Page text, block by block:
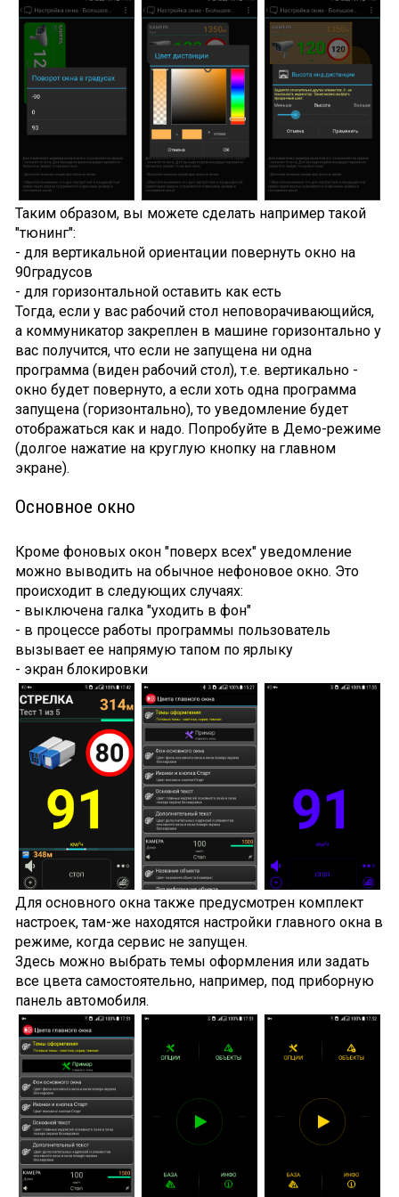
Таким образом, вы можете сделать например такой
"тюнинг":
- для вертикальной ориентации повернуть окно на
90градусов
- для горизонтальной оставить как есть
Тогда, если у вас рабочий стол неповорачивающийся,
а коммуникатор закреплен в машине горизонтально у
вас получится, что если не запущена ни одна
программа (виден рабочий стол), т.е. вертикально -
окно будет повернуто, а если хоть одна программа
запущена (горизонтально), то уведомление будет
отображаться как и надо. Попробуйте в Демо-режиме
(долгое нажатие на круглую кнопку на главном
экране).
Основное окно
Кроме фоновых окон "поверх всех" уведомление
можно выводить на обычное нефоновое окно. Это
происходит в следующих случаях:
- выключена галка "уходить в фон"
- в процессе работы программы пользователь
вызывает ее напрямую тапом по ярлыку
- экран блокировки
Для основного окна также предусмотрен комплект
настроек, там-же находятся настройки главного окна в
режиме, когда сервис не запущен.
Здесь можно выбрать темы оформления или задать
все цвета самостоятельно, например, под приборную
панель автомобиля.